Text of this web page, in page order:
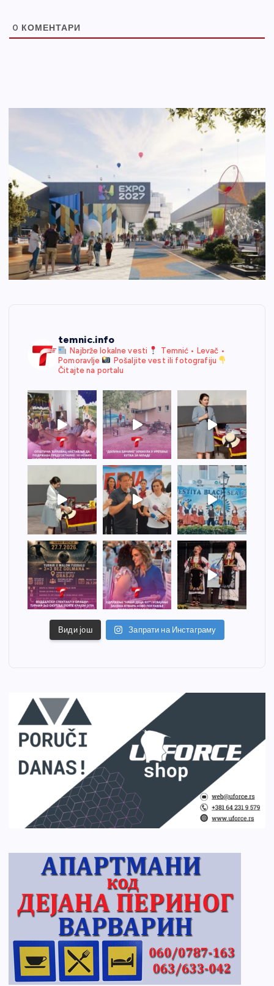
0 КОМЕНТАРИ
temnic.info
Najbrže lokalne vesti
Temnić • Levač •
Pomoravlje
Pošaljite vest ili fotografiju
Čitajte na portalu
Види још Запрати на Инстаграму